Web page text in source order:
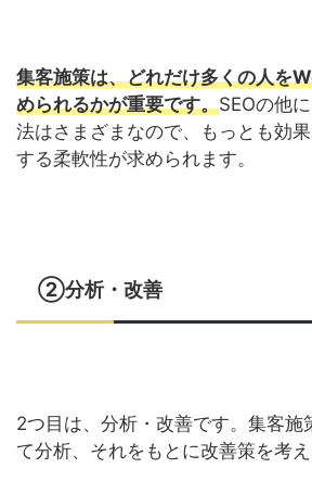
集客施策は、どれだけ多くの人を
められるかが重要です。SEOの他
法はさまざまなので、もっとも効
する柔軟性が求められます。
②分析・改善
2つ目は、分析・改善です。集客施
て分析、それをもとに改善策を考え